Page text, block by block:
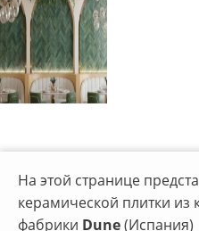
На этой странице
керамической плитки из
фабрики Dune(Испания)